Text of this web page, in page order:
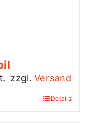
zzgl.Versand
Details